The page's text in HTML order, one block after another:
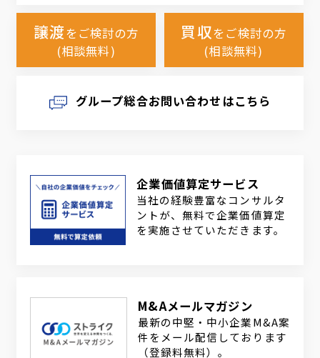
譲渡をご検討の方
(相談無料)
買収をご検討の方
(相談無料)
グループ総合お問い合わせはこちら
企業価値算定サービス
当社の経験豊富なコンサルタ
ントが、無料で企業価値算定
を実施させていただきます。
M&Aメールマガジン
最新の中堅・中小企業M&A案
件をメール配信しております
（登録料無料）。